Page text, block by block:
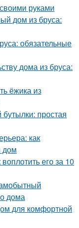
руками
дом из бруса:
обязательные
дома из бруса:
ёжика из
бутылки: простая
как
дом
его за 10
дома
для комфортной